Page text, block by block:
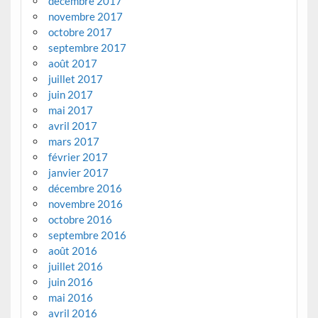
novembre 2017
octobre 2017
septembre 2017
août 2017
juillet 2017
juin 2017
mai 2017
avril 2017
mars 2017
février 2017
janvier 2017
décembre 2016
novembre 2016
octobre 2016
septembre 2016
août 2016
juillet 2016
juin 2016
mai 2016
avril 2016